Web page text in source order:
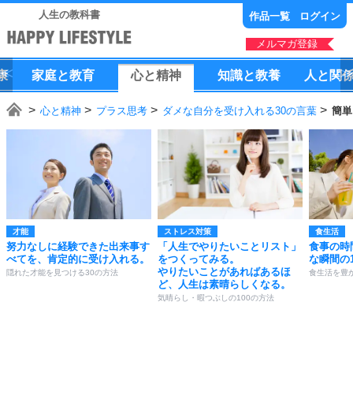
人生の教科書 作品一覧 ログイン
メルマガ登録
家庭と教育 心と精神 知識と教養 人 と 関
心と精神 プラス思考 ダメな自分を受け入れる30の言葉 簡
才能
努力なしに経験できた出来事す
べてを、肯定的に受け入れる。
隠れた才能を見つける30の方法
ストレス対策
「人生でやりたいことリスト」
をつくってみる。
やりたいことがあればあるほ
ど、人生は素晴らしくなる。
気晴らし・暇つぶしの100の方法
食生活
食事の時
な瞬間の
食生活を豊